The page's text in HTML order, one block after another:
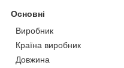
Основні
Виробник
Країна виробник
Довжина